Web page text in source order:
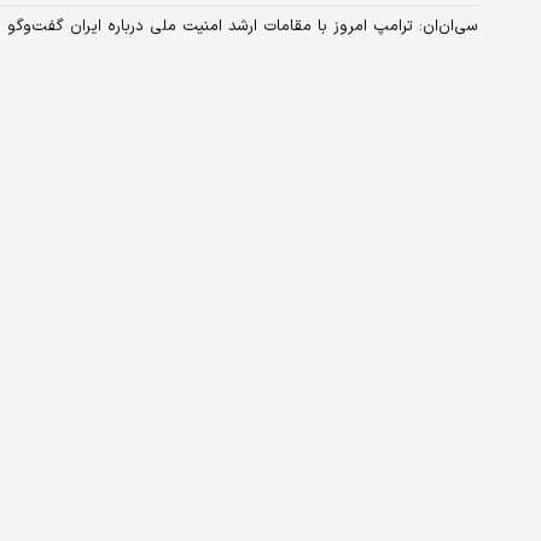
سی‌ان‌ان: ترامپ امروز با مقامات ارشد امنیت ملی درباره ایران